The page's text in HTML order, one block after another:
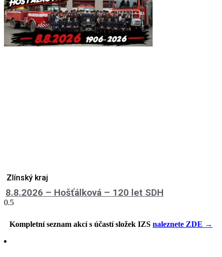
Zlínský kraj
8.8.2026 – Hošťálková – 120 let SDH
Kompletní seznam akcí s účastí složek IZS naleznete ZDE →